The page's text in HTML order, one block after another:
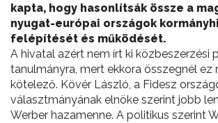
kapta, hogy hasonlítsák össze a
nyugat-európai országok
felépítését és működését.
A hivatal azért nem írt ki közbeszerzési
tanulmányra, mert ekkora összegnél ez
kötelező. Kövér László, a Fidesz
választmányának elnöke szerint jobb
Werber hazamenne. A politikus szerint